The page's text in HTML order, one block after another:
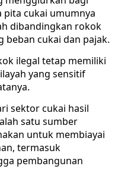
cukai umumnya
dibandingkan rokok
beban cukai dan pajak.
ilegal tetap memiliki
yang sensitif
sektor cukai hasil
satu sumber
untuk membiayai
termasuk
pembangunan